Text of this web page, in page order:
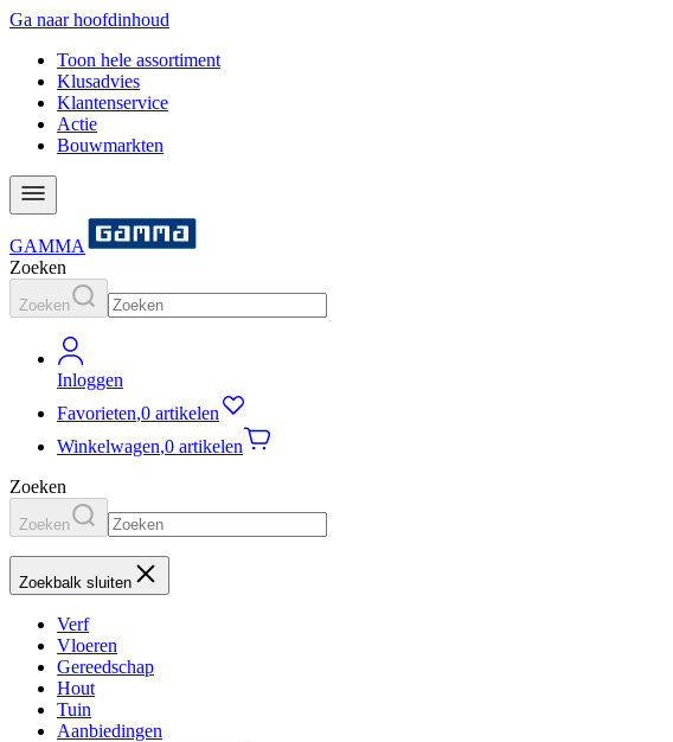
Ga naar hoofdinhoud
Toon hele assortiment
Klusadvies
Klantenservice
Actie
Bouwmarkten
GAMMA
Zoeken
Zoeken
Inloggen
Favorieten,0 artikelen
Winkelwagen,0 artikelen
Zoeken
Zoeken
Zoekbalk sluiten
Verf
Vloeren
Gereedschap
Hout
Tuin
Aanbiedingen